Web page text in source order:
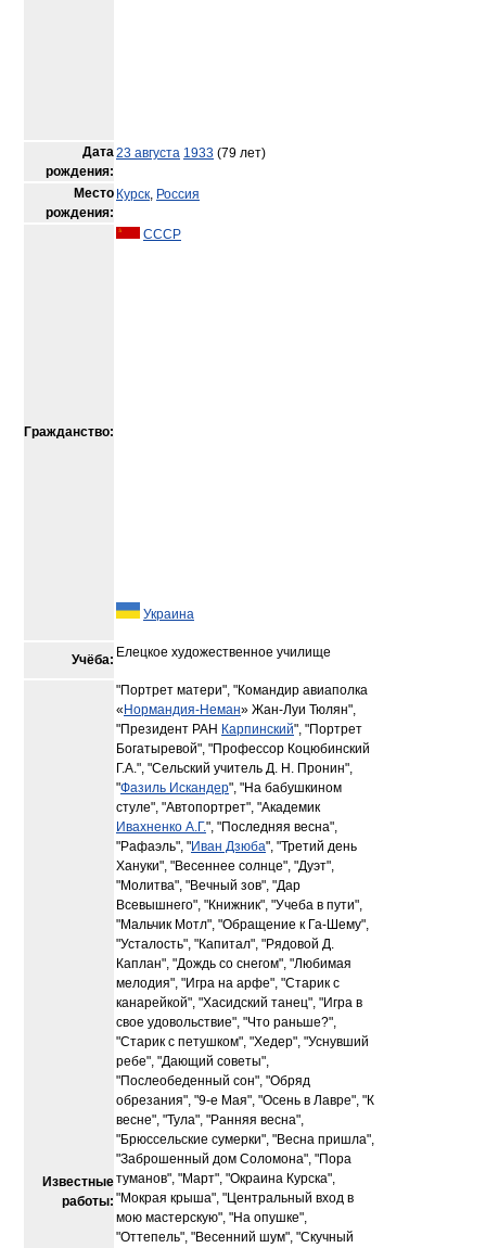
Дата
рождения:
23 августа 1933 (79 лет)
Место
рождения:
Курск, Россия
Гражданство:
СССР
Украина
Учёба: Елецкое художественное училище
Известные
работы:
"Портрет матери", "Командир авиаполка
« Нормандия-Неман» Жан-Луи Тюлян",
"Президент РАН Карпинский", "Портрет
Богатыревой", "Профессор Коцюбинский
Г.А.", "Сельский учитель Д. Н. Пронин",
"Фазиль Искандер", "На бабушкином
стуле", "Автопортрет", "Академик
Ивахненко А.Г.", "Последняя весна",
"Рафаэль", "Иван Дзюба", "Третий день
Хануки", "Весеннее солнце", "Дуэт",
"Молитва", "Вечный зов", "Дар
Всевышнего", "Книжник", "Учеба в пути",
"Мальчик Мотл", "Обращение к Га-Шему",
"Усталость", "Капитал", "Рядовой Д.
Каплан", "Дождь со снегом", "Любимая
мелодия", "Игра на арфе", "Старик с
канарейкой", "Хасидский танец", "Игра в
свое удовольствие", "Что раньше?",
"Старик с петушком", "Хедер", "Уснувший
ребе", "Дающий советы",
"Послеобеденный сон", "Обряд
обрезания", "9-е Мая", "Осень в Лавре", "К
весне", "Тула", "Ранняя весна",
"Брюссельские сумерки", "Весна пришла",
"Заброшенный дом Соломона", "Пора
туманов", "Март", "Окраина Курска",
"Мокрая крыша", "Центральный вход в
мою мастерскую", "На опушке",
"Оттепель", "Весенний шум", "Скучный